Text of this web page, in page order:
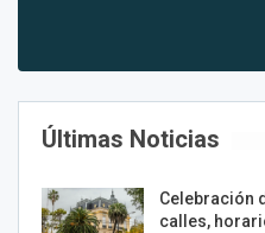
Últimas Noticias
Celebración
calles,